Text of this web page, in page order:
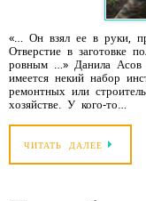
«… Он взял ее в руки,
Отверстие в заготовке
ровным …» Данила Асов
имеется некий набор
ремонтных или
хозяйстве. У кого-то…
ЧИТАТЬ ДАЛЕЕ